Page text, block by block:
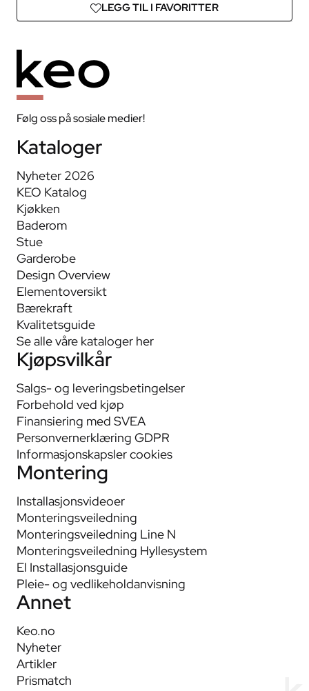
LEGG TIL I FAVORITTER
Følg oss på sosiale medier!
Kataloger
Nyheter 2026
KEO Katalog
Kjøkken
Baderom
Stue
Garderobe
Design Overview
Elementoversikt
Bærekraft
Kvalitetsguide
Se alle våre kataloger her
Kjøpsvilkår
Salgs- og leveringsbetingelser
Forbehold ved kjøp
Finansiering med SVEA
Personvernerklæring GDPR
Informasjonskapsler cookies
Montering
Installasjonsvideoer
Monteringsveiledning
Monteringsveiledning Line N
Monteringsveiledning Hyllesystem
El Installasjonsguide
Pleie- og vedlikeholdanvisning
Annet
Keo.no
Nyheter
Artikler
Prismatch